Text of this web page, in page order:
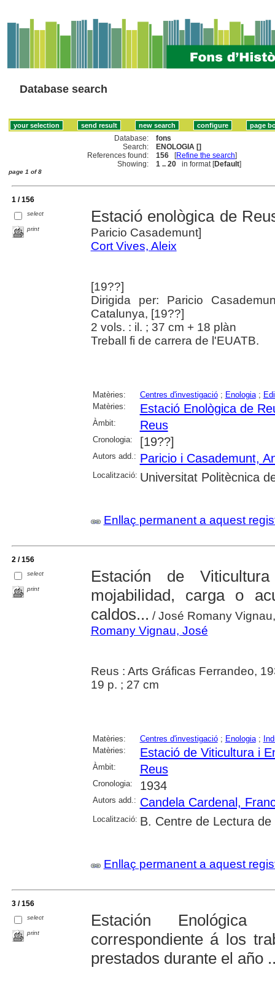
Database search
Database:
fons
Search:
ENOLOGIA []
References found:
156 [Refine the search]
Showing:
1 .. 20 in format [Default]
page 1 of 8
1 / 156
select
print
Estació enològica de
Paricio Casademunt]
Cort Vives, Aleix
[19??]
Dirigida per: Paricio
Catalunya, [19??]
2 vols. : il. ; 37 cm + 18 plàn
Treball fi de carrera de l'EUATB.
Matèries: Centres d'investigació; Enologia;
Matèries:
Estació Enològica de
Àmbit: Reus
Cronologia: [19??]
Autors add.: Paricio i Casademunt,
Localització: Universitat Politècnica
Enllaç permanent a aquest
2 / 156
select
print
Estación de
mojabilidad, carga o
caldos... / José Romany
Romany Vignau, José
Reus : Arts Gráficas Ferrandeo,
19 p. ; 27 cm
Matèries: Centres d'investigació; Enologia;
Matèries:
Estació de Viticultura i
Àmbit: Reus
Cronologia: 1934
Autors add.: Candela Cardenal,
Localització: B. Centre de Lectura de
Enllaç permanent a aquest
3 / 156
select
print
Estación
correspondiente á los
prestados durante el año